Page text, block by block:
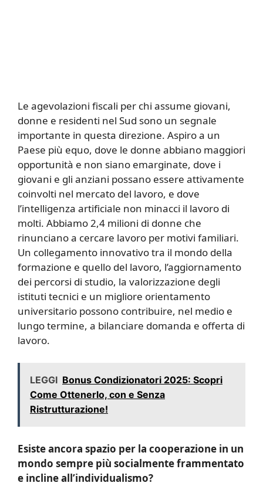
Le agevolazioni fiscali per chi assume giovani,
donne e residenti nel Sud sono un segnale
importante in questa direzione. Aspiro a un
Paese più equo, dove le donne abbiano maggiori
opportunità e non siano emarginate, dove i
giovani e gli anziani possano essere attivamente
coinvolti nel mercato del lavoro, e dove
l’intelligenza artificiale non minacci il lavoro di
molti. Abbiamo 2,4 milioni di donne che
rinunciano a cercare lavoro per motivi familiari.
Un collegamento innovativo tra il mondo della
formazione e quello del lavoro, l’aggiornamento
dei percorsi di studio, la valorizzazione degli
istituti tecnici e un migliore orientamento
universitario possono contribuire, nel medio e
lungo termine, a bilanciare domanda e offerta di
lavoro.
LEGGI Bonus Condizionatori 2025: Scopri
Come Ottenerlo, con e Senza
Ristrutturazione!
Esiste ancora spazio per la cooperazione in un
mondo sempre più socialmente frammentato
e incline all’individualismo?